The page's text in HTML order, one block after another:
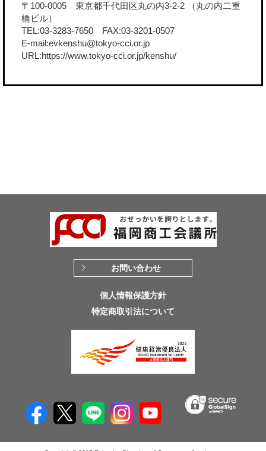
〒100-0005 東京都千代田区丸の内3-2-2 （丸の内二重
橋ビル）
TEL:03-3283-7650 FAX:03-3201-0507
E-mail:evkenshu@tokyo-cci.or.jp
URL:https://www.tokyo-cci.or.jp/kenshu/
お問い合わせ
個人情報保護方針
特定商取引法について